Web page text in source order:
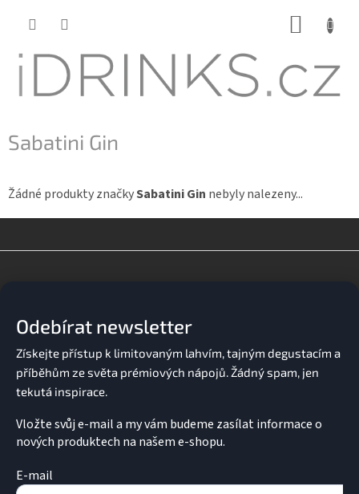
Sabatini Gin
Žádné produkty značkySabatini Gin nebyly nalezeny...
Odebírat newsletter
Vložte svůj e-mail a my vám budeme zasílat informace o
nových produktech na našem e-shopu.
E-mail